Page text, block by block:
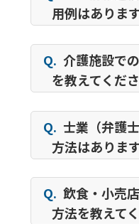
用例はありま
Q. 介護施設で
を教えてくだ
Q. 士業（弁護
方法はありま
Q. 飲食・小売
方法を教えて